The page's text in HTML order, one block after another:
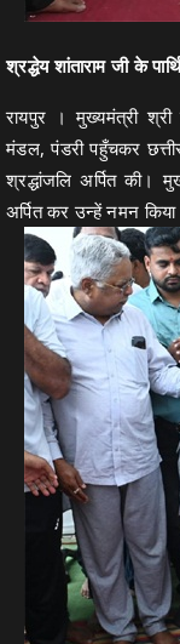
श्रद्धेय शांताराम जी के
रायपुर । मुख्यमंत्री
मंडल, पंडरी पहुँचकर
श्रद्धांजलि अर्पित की।
अर्पित कर उन्हें नमन